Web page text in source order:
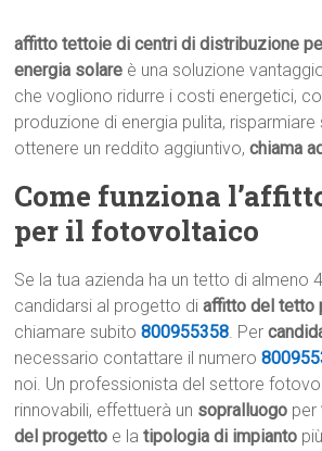
affitto tettoie di centri di distribuzione
energia solare è una soluzione
che vogliono ridurre i costi energetici,
produzione di energia pulita, risparmiare
ottenere un reddito aggiuntivo,chiama
Come funziona
per il fotovoltaico
Se la tua azienda ha un tetto di almeno
candidarsi al progetto diaffitto del tetto
chiamare subito800955358. Per
necessario contattare il numero
noi. Un professionista del settore
rinnovabili, effettuerà un sopralluogo per
del progetto e latipologia di impianto